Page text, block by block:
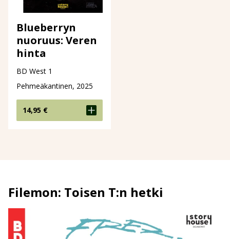
Blueberryn
nuoruus: Veren
hinta
BD West 1
Pehmeäkantinen, 2025
14,95 €
Filemon: Toisen T:n hetki